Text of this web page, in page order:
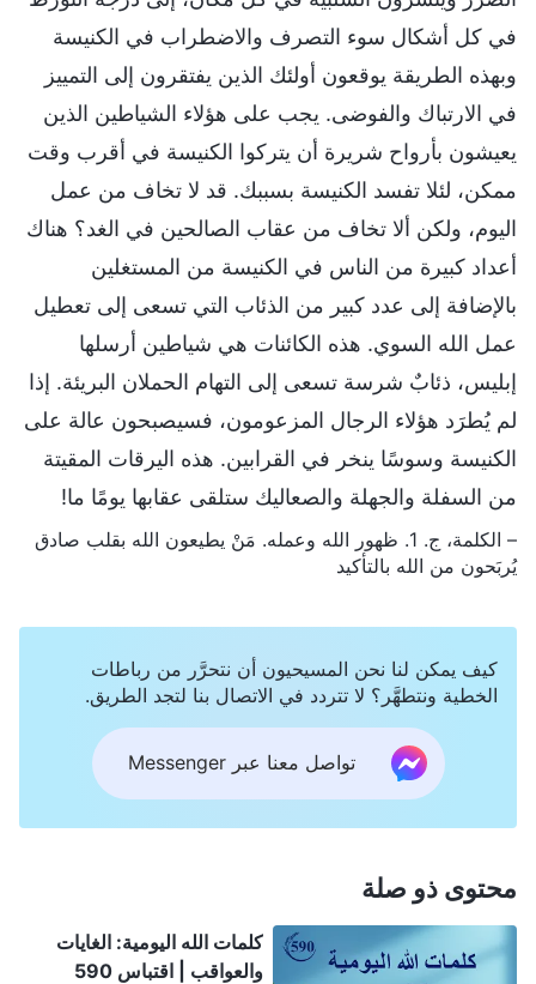
في كل أشكال سوء التصرف والاضطراب في الكنيسة
وبهذه الطريقة يوقعون أولئك الذين يفتقرون إلى التمييز
في الارتباك والفوضى. يجب على هؤلاء الشياطين الذين
يعيشون بأرواح شريرة أن يتركوا الكنيسة في أقرب وقت
ممكن، لئلا تفسد الكنيسة بسببك. قد لا تخاف من عمل
اليوم، ولكن ألا تخاف من عقاب الصالحين في الغد؟ هناك
أعداد كبيرة من الناس في الكنيسة من المستغلين
بالإضافة إلى عدد كبير من الذئاب التي تسعى إلى تعطيل
عمل الله السوي. هذه الكائنات هي شياطين أرسلها
إبليس، ذئابٌ شرسة تسعى إلى التهام الحملان البريئة. إذا
لم يُطرَد هؤلاء الرجال المزعومون، فسيصبحون عالة على
الكنيسة وسوسًا ينخر في القرابين. هذه اليرقات المقيتة
من السفلة والجهلة والصعاليك ستلقى عقابها يومًا ما!
– الكلمة، ج. 1. ظهور الله وعمله. مَنْ يطيعون الله بقلب صادق
يُربَحون من الله بالتأكيد
كيف يمكن لنا نحن المسيحيون أن نتحرَّر من رباطات
الخطية ونتطهَّر؟ لا تتردد في الاتصال بنا لتجد الطريق.
تواصل معنا عبر Messenger
محتوى ذو صلة
كلمات الله اليومية: الغايات
والعواقب | اقتباس 590